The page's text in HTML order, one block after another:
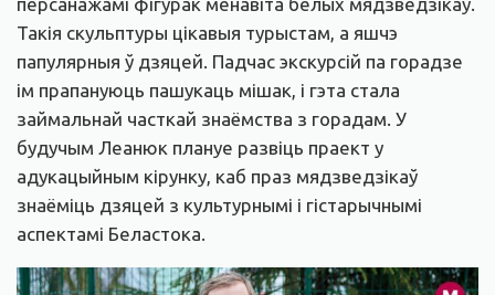
Такія скульптуры цікавыя турыстам, а яшчэ
папулярныя ў дзяцей. Падчас экскурсій па горадзе
ім прапануюць пашукаць мішак, і гэта стала
займальнай часткай знаёмства з горадам. У
будучым Леанюк плануе развіць праект у
адукацыйным кірунку, каб праз мядзведзікаў
знаёміць дзяцей з культурнымі і гістарычнымі
аспектамі Беластока.